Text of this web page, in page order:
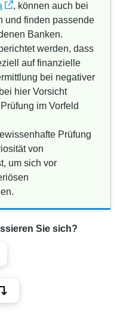
, können auch bei
und finden passende
Banken.
werden, dass
auf finanzielle
bei negativer
hier Vorsicht
im Vorfeld
Prüfung
von
um sich vor
Sie sich?